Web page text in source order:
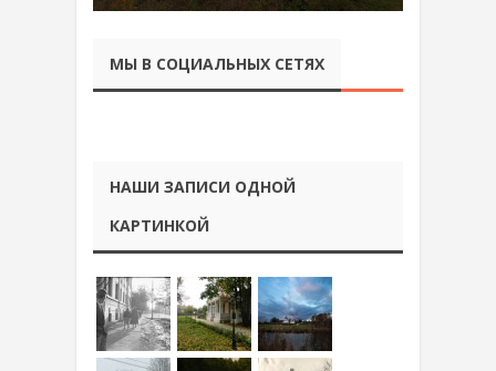
МЫ В СОЦИАЛЬНЫХ СЕТЯХ
НАШИ ЗАПИСИ ОДНОЙ
КАРТИНКОЙ